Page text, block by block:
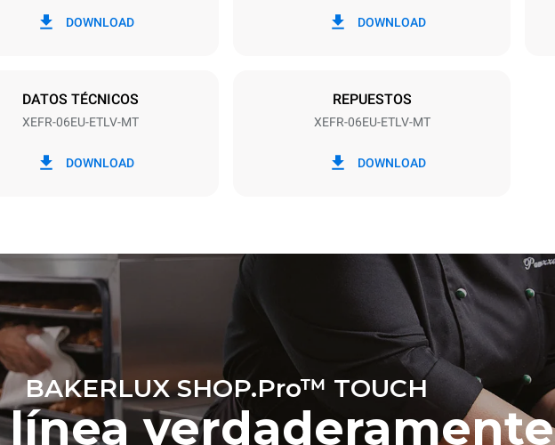
3N~ / 220-240V 3~
conectado; estas últimas pueden
eliminarse eligiendo comprar energía
producida a partir de fuentes renovables.
DOWNLOAD DOWNLOAD
DATOS TÉCNICOS
XEFR-06EU-ETLV-MT
DOWNLOAD
REPUESTOS
XEFR-06EU-ETLV-MT
DOWNLOAD
BAKERLUX SHOP.Pro™ TOUCH
línea verdaderamente